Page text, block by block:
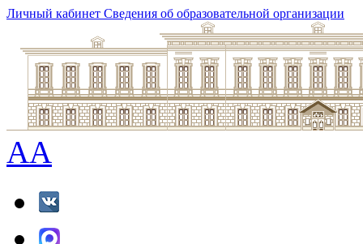
Личный кабинет Сведения об образовательной организации
AA